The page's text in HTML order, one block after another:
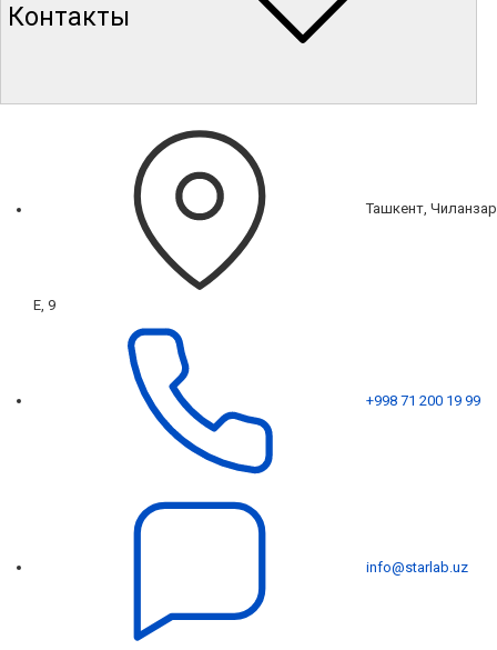
Контакты
Ташкент, Чиланзар
Е, 9
+998 71 200 19 99
info@starlab.uz